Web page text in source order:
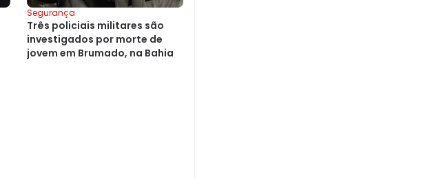
Segurança
Três policiais militares são
investigados por morte de
jovem em Brumado, na Bahia